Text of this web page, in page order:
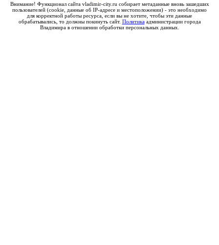
Внимание! Функционал сайта vladimir-city.ru собирает метаданные вновь зашедших
пользователей (cookie, данные об IP-адресе и местоположении) - это необходимо
для корректной работы ресурса, если вы не хотите, чтобы эти данные
обрабатывались, то должны покинуть сайт. Политикаадминистрации города
Владимира в отношении обработки персональных данных.